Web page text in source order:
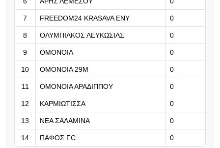
προβλήματα της Κλουζ»
06.08.2026 | 17:06
ΕΠΙΣΗΜΟ: Νέα ομάδα για τον
Ανδρέου (Φώτο)
7 FREEDOM24 KRASAVA ΕΝΥ 0
8 ΟΛΥΜΠΙΑΚΟΣ ΛΕΥΚΩΣΙΑΣ 0
9 ΟΜΟΝΟΙΑ 0
10 ΟΜΟΝΟΙΑ 29Μ 0
11 ΟΜΟΝΟΙΑ ΑΡΑΔΙΠΠΟΥ 0
12 ΚΑΡΜΙΩΤΙΣΣΑ 0
13 ΝΕΑ ΣΑΛΑΜΙΝΑ 0
14 ΠΑΦΟΣ FC 0